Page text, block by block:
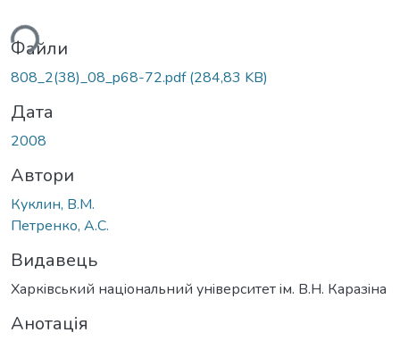
Файли
808_2(38)_08_p68-72.pdf(284,83 KB)
Дата
2008
Автори
Куклин, В.М.
Петренко, А.С.
Видавець
Харкiвський нацiональний унiверситет iм. В.Н. Каразiна
Анотація